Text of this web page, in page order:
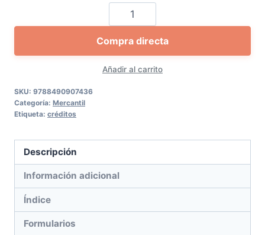
Los
créditos
revolving
y
los
Añadir al carrito
Compra directa
SKU: 9788490907436
Categoría: Mercantil
Etiqueta: créditos
Descripción
Información adicional
Índice
Formularios